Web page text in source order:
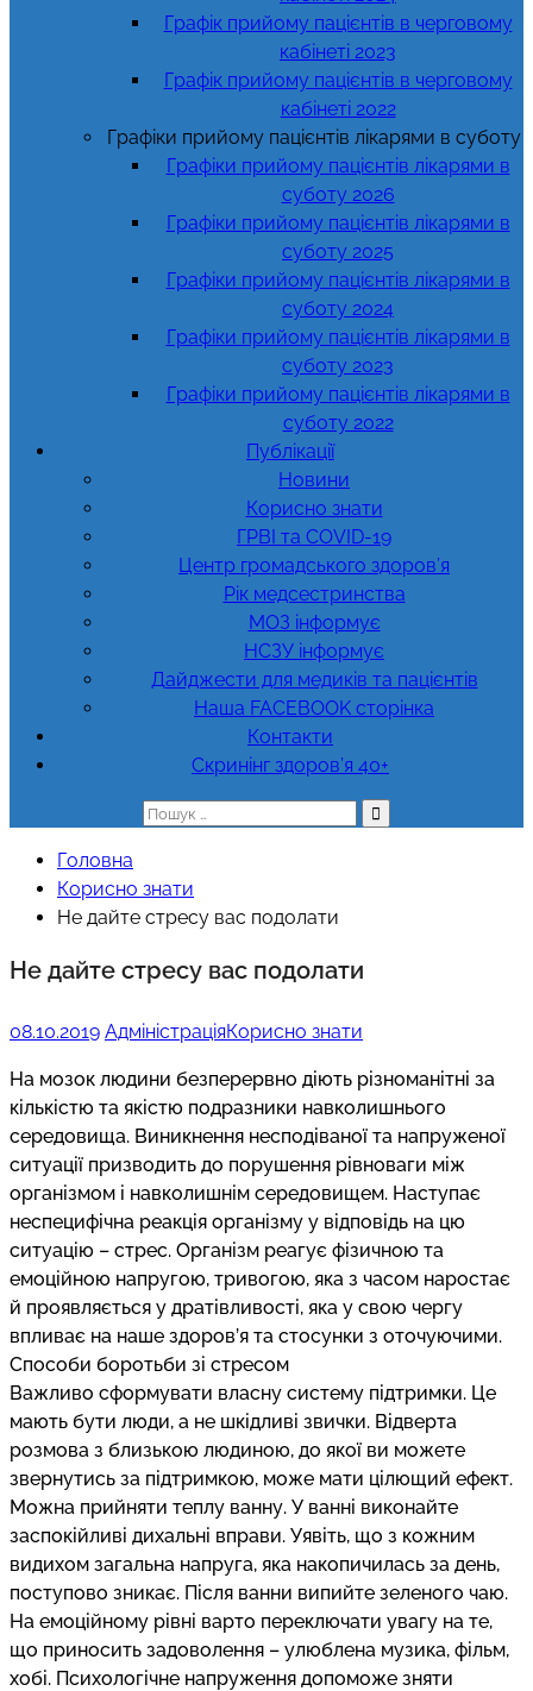
Графік прийому пацієнтів в черговому
кабінеті 2023
Графік прийому пацієнтів в черговому
кабінеті 2022
Графіки прийому пацієнтів лікарями в суботу
Графіки прийому пацієнтів лікарями в
суботу 2026
Графіки прийому пацієнтів лікарями в
суботу 2025
Графіки прийому пацієнтів лікарями в
суботу 2024
Графіки прийому пацієнтів лікарями в
суботу 2023
Графіки прийому пацієнтів лікарями в
суботу 2022
Публікації
Новини
Корисно знати
ГРВІ та COVID-19
Центр громадського здоров’я
Рік медсестринства
МОЗ інформує
НСЗУ інформує
Дайджести для медиків та пацієнтів
Наша FACEBOOK сторінка
Контакти
Скринінг здоров’я 40+
Пошук:
Головна
Корисно знати
Не дайте стресу вас подолати
Не дайте стресу вас подолати
08.10.2019 АдміністраціяКорисно знати
На мозок людини безперервно діють різноманітні за
кількістю та якістю подразники навколишнього
середовища. Виникнення несподіваної та напруженої
ситуації призводить до порушення рівноваги між
організмом і навколишнім середовищем. Наступає
неспецифічна реакція організму у відповідь на цю
ситуацію – стрес. Організм реагує фізичною та
емоційною напругою, тривогою, яка з часом наростає
й проявляється у дратівливості, яка у свою чергу
впливає на наше здоров’я та стосунки з оточуючими.
Способи боротьби зі стресом
Важливо сформувати власну систему підтримки. Це
мають бути люди, а не шкідливі звички. Відверта
розмова з близькою людиною, до якої ви можете
звернутись за підтримкою, може мати цілющий ефект.
Можна прийняти теплу ванну. У ванні виконайте
заспокійливі дихальні вправи. Уявіть, що з кожним
видихом загальна напруга, яка накопичилась за день,
поступово зникає. Після ванни випийте зеленого чаю.
На емоційному рівні варто переключати увагу на те,
що приносить задоволення – улюблена музика, фільм,
хобі. Психологічне напруження допоможе зняти